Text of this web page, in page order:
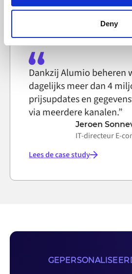
browser settings accordingly. This
functioning of the website,
party ad networks for advertising
on the internet
Deny
Dankzij Alumio beheren
dagelijks meer dan 4
prijsupdates en
via meerdere kanalen.”
Jeroen
IT-directeur E-
Lees de case study